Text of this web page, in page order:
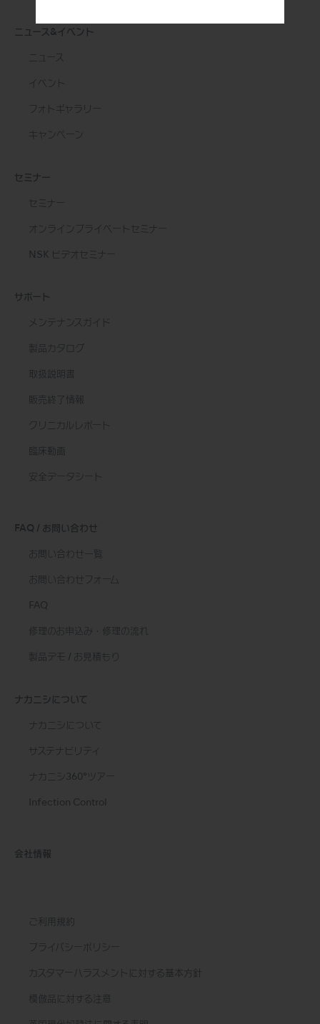
ニュース&イベント
ニュース
イベント
フォトギャラリー
キャンペーン
セミナー
セミナー
オンラインプライベートセミナー
NSK ビデオセミナー
サポート
メンテナンスガイド
製品カタログ
取扱説明書
販売終了情報
クリニカルレポート
臨床動画
安全データシート
FAQ / お問い合わせ
お問い合わせ一覧
お問い合わせフォーム
FAQ
修理のお申込み・修理の流れ
製品デモ / お見積もり
ナカニシについて
ナカニシについて
サステナビリティ
ナカニシ360°ツアー
Infection Control
会社情報
ご利用規約
プライバシーポリシー
カスタマーハラスメントに対する基本方針
模倣品に対する注意